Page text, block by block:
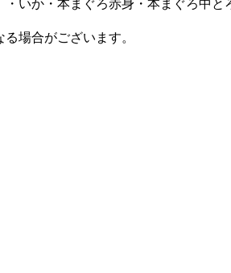
いか・本まぐろ赤身・本まぐろ中
場合がございます。